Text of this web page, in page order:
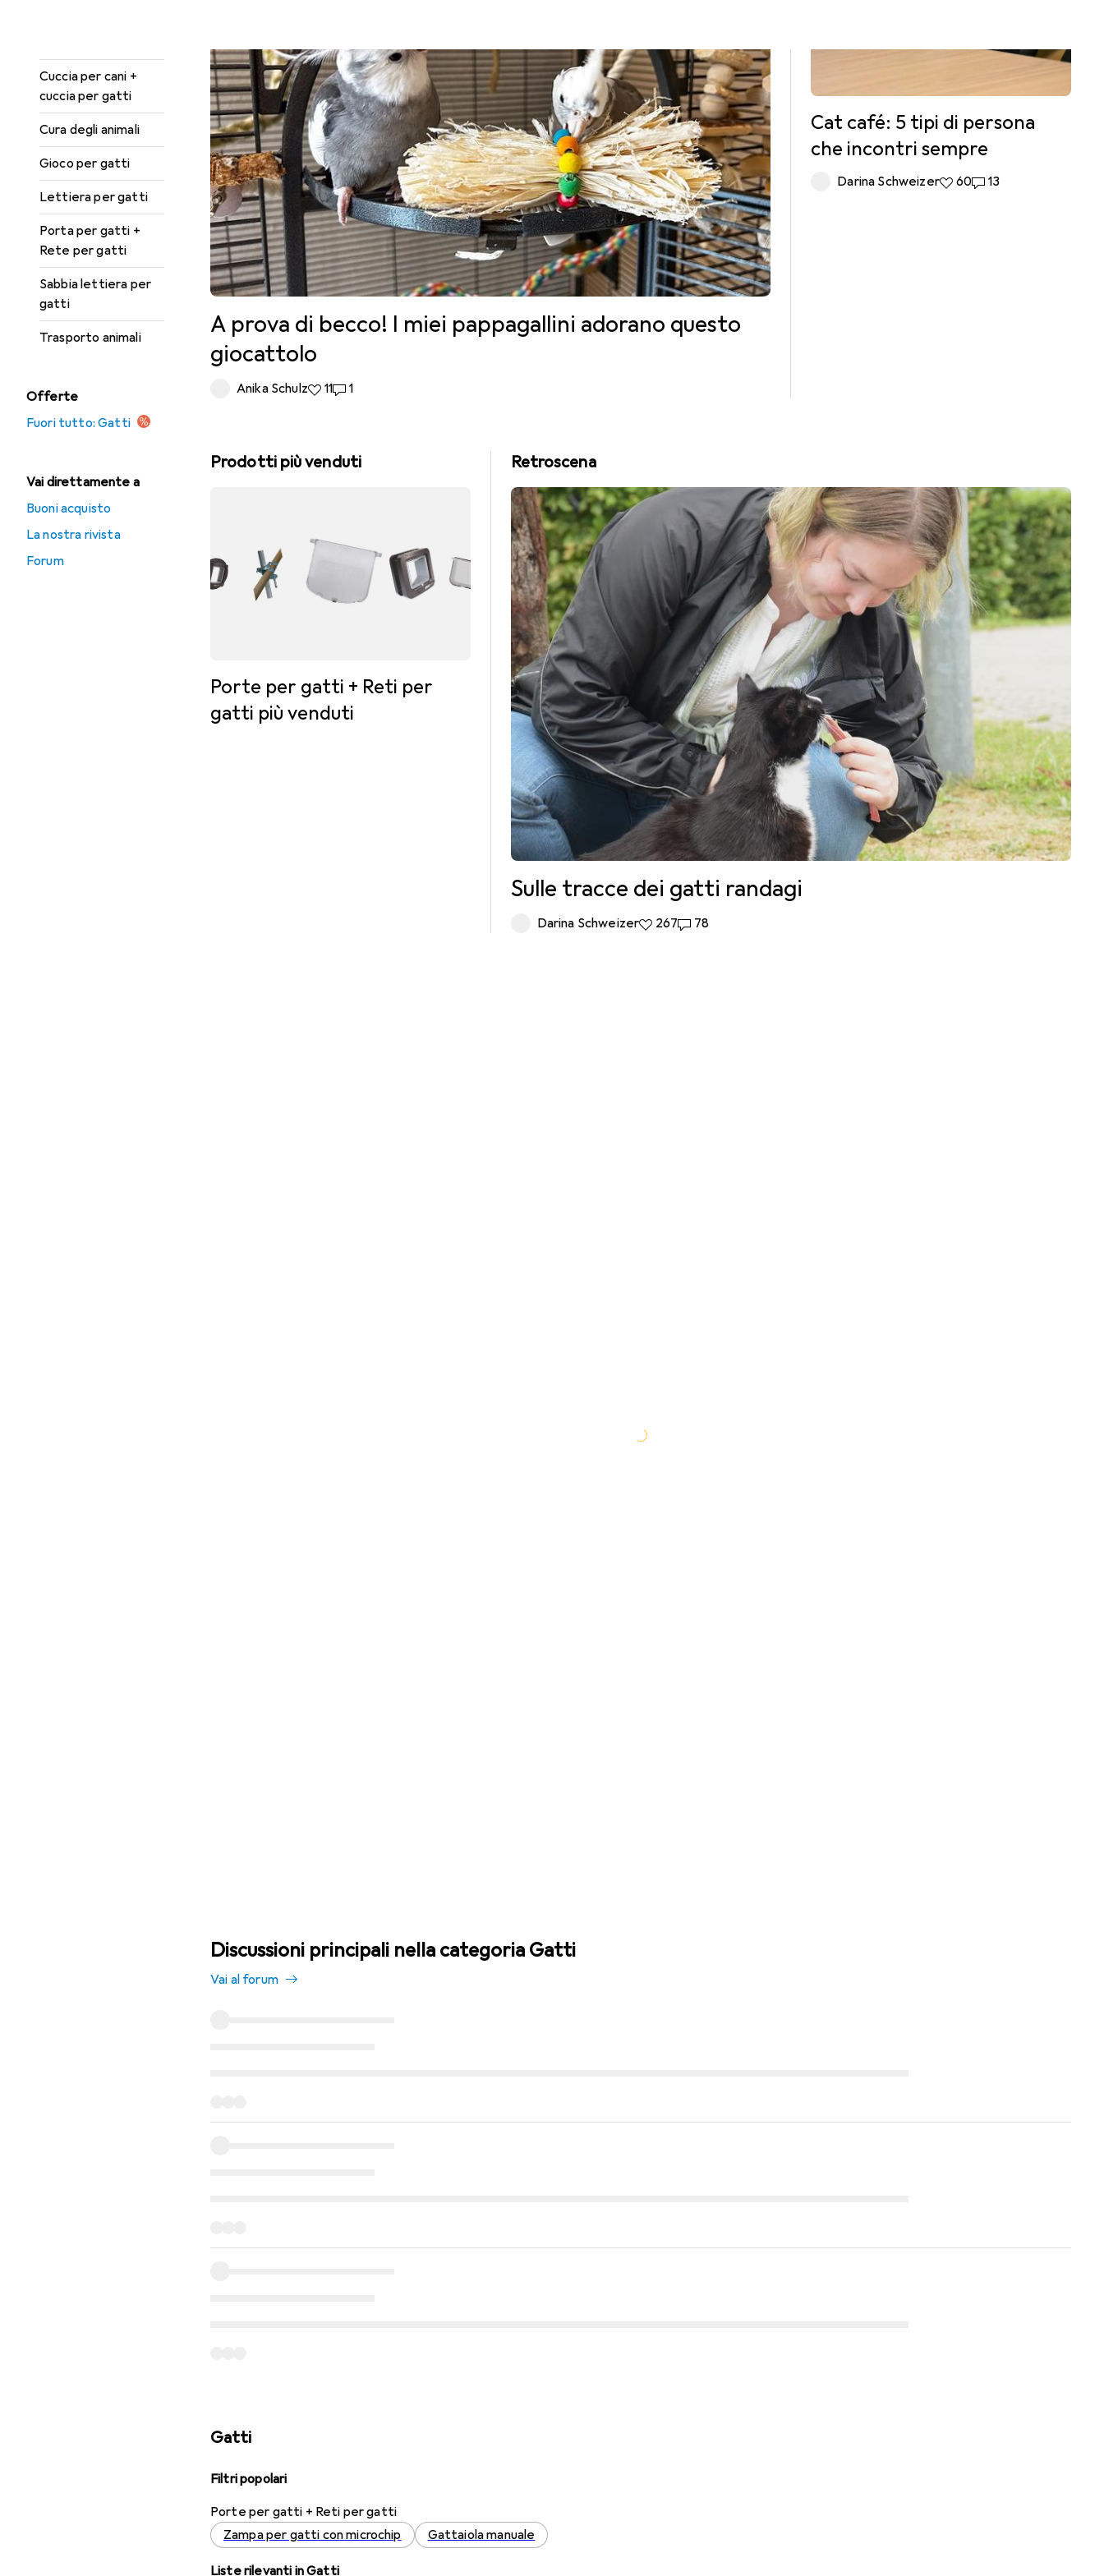
Cuccia per cani +
cuccia per gatti
Cura degli animali
Gioco per gatti
Lettiera per gatti
Porta per gatti +
Rete per gatti
Sabbia lettiera per
gatti
Trasporto animali
Offerte
Fuori tutto: Gatti
Vai direttamente a
Buoni acquisto
La nostra rivista
Forum
A prova di becco! I miei pappagallini adorano questo
giocattolo
Anika Schulz11 like
111 commento
1
Cat café: 5 tipi di persona
che incontri sempre
Darina Schweizer60 like
6013 commenti
13
Prodotti più venduti
Porte per gatti + Reti per
gatti più venduti
Retroscena
Sulle tracce dei gatti randagi
Darina Schweizer267 like
26778 commenti
78
Discussioni principali nella categoria Gatti
Vai al forum
Gatti
Filtri popolari
Porte per gatti + Reti per gatti
Zampa per gatti con microchip
Gattaiola manuale
Liste rilevanti in Gatti